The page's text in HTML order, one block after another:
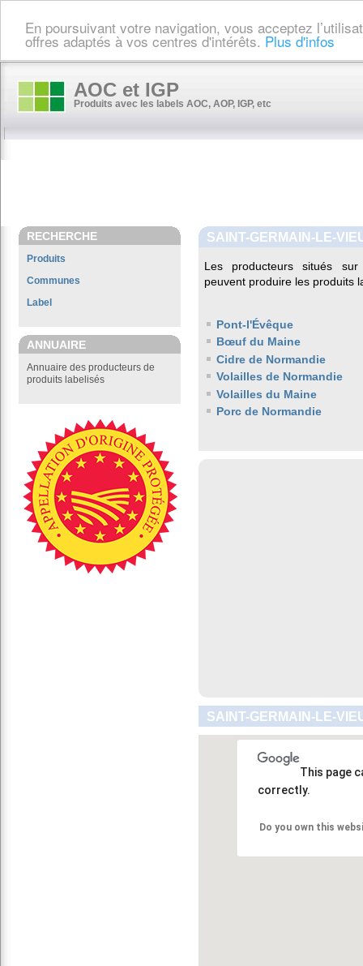
En poursuivant votre navigation, vous acceptez
offres adaptés à vos centres d'intérêts. Plus d'infos
AOC et IGP
Produits avec les labels AOC, AOP, IGP, etc
RECHERCHE
Produits
Communes
Label
ANNUAIRE
Annuaire des producteurs de
produits labelisés
SAINT-GERMAIN-LE-
Les producteurs situés
peuvent produire les produits
Pont-l'Évêque
Bœuf du Maine
Cidre de Normandie
Volailles de Normandie
Volailles du Maine
Porc de Normandie
SAINT-GERMAIN-LE-
This page
correctly.
Do you own this